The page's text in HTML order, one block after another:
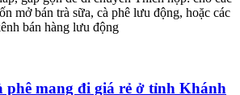
mở bán trà sữa, cà phê lưu động, hoặc các
bán hàng lưu động
phê mang đi giá rẻ ở tỉnh Khánh